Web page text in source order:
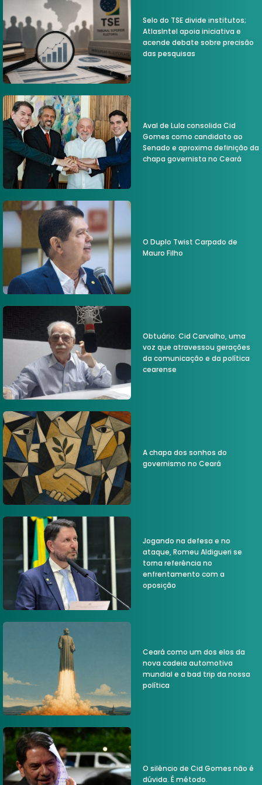
Selo do TSE divide institutos;
AtlasIntel apoia iniciativa e
acende debate sobre precisão
das pesquisas
Aval de Lula consolida Cid
Gomes como candidato ao
Senado e aproxima definição da
chapa governista no Ceará
O Duplo Twist Carpado de
Mauro Filho
Obtuário: Cid Carvalho, uma
voz que atravessou gerações
da comunicação e da política
cearense
A chapa dos sonhos do
governismo no Ceará
Jogando na defesa e no
ataque, Romeu Aldigueri se
torna referência no
enfrentamento com a
oposição
Ceará como um dos elos da
nova cadeia automotiva
mundial e a bad trip da nossa
política
O silêncio de Cid Gomes não é
dúvida. É método.